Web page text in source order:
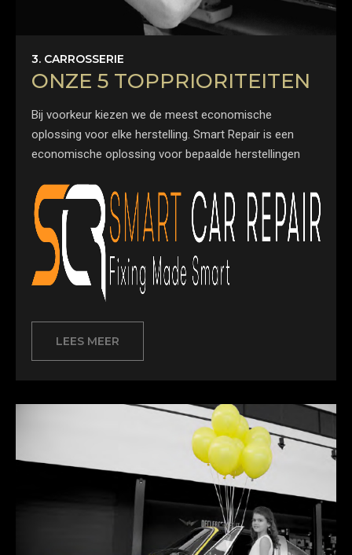
3. CARROSSERIE
ONZE 5 TOPPRIORITEITEN
Bij voorkeur kiezen we de meest economische
oplossing voor elke herstelling. Smart Repair is een
economische oplossing voor bepaalde herstellingen
LEES MEER